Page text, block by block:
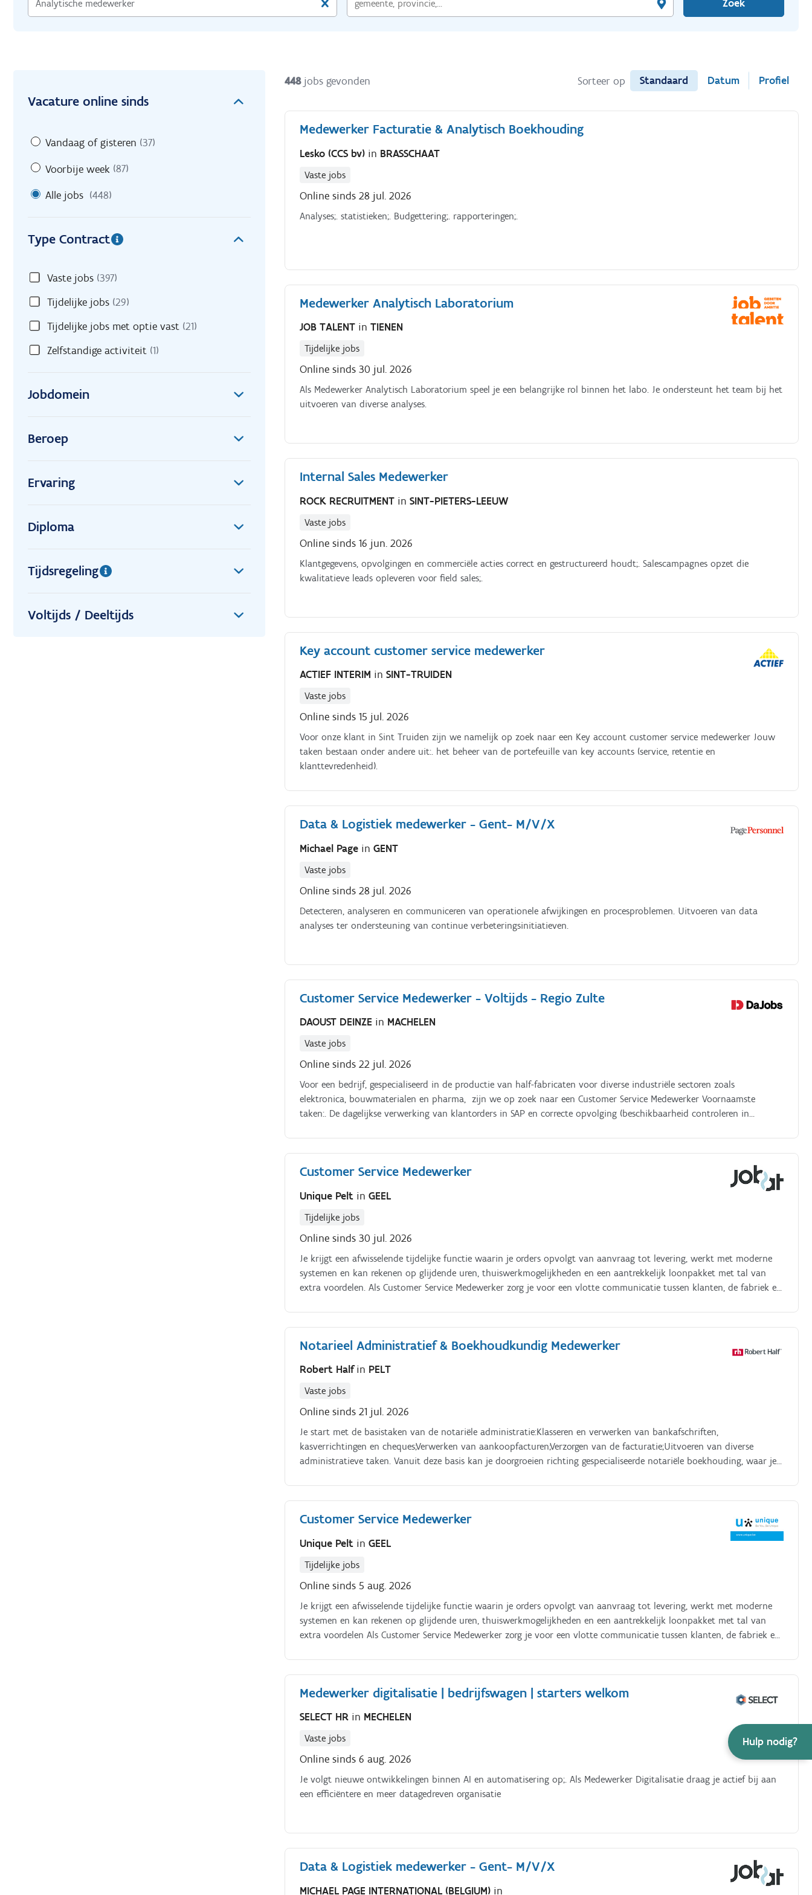
Hulp nodig?
Zoek
Vacature online sinds
Vandaag of gisteren (37)
Voorbije week (87)
Alle jobs (448)
Type Contract
Vaste jobs (397)
Tijdelijke jobs (29)
Tijdelijke jobs met optie vast (21)
Zelfstandige activiteit (1)
Jobdomein
Beroep
Ervaring
Diploma
Tijdsregeling
Voltijds / Deeltijds
448 jobs gevonden Sorteer op Standaard Datum Profiel
Medewerker Facturatie & Analytisch Boekhouding
Lesko (CCS bv) in BRASSCHAAT
Vaste jobs
Online sinds 28 jul. 2026
Analyses;. statistieken;. Budgettering;. rapporteringen;.
Medewerker Analytisch Laboratorium
JOB TALENT inTIENEN
Tijdelijke jobs
Online sinds 30 jul. 2026
Als Medewerker Analytisch Laboratorium speel je een belangrijke rol binnen het labo. Je ondersteunt het team bij het
uitvoeren van diverse analyses.
Internal Sales Medewerker
ROCK RECRUITMENT inSINT-PIETERS-LEEUW
Vaste jobs
Online sinds 16 jun. 2026
Klantgegevens, opvolgingen en commerciële acties correct en gestructureerd houdt;. Salescampagnes opzet die
kwalitatieve leads opleveren voor field sales;.
Key account customer service medewerker
ACTIEF INTERIM inSINT-TRUIDEN
Vaste jobs
Online sinds 15 jul. 2026
Voor onze klant in Sint Truiden zijn we namelijk op zoek naar een Key account customer service medewerker Jouw
taken bestaan onder andere uit:. het beheer van de portefeuille van key accounts (service, retentie en
klanttevredenheid).
Data & Logistiek medewerker - Gent- M/V/X
Michael Page inGENT
Vaste jobs
Online sinds 28 jul. 2026
Detecteren, analyseren en communiceren van operationele afwijkingen en procesproblemen. Uitvoeren van data
analyses ter ondersteuning van continue verbeteringsinitiatieven.
Customer Service Medewerker - Voltijds - Regio Zulte
DAOUST DEINZE in MACHELEN
Vaste jobs
Online sinds 22 jul. 2026
Voor een bedrijf, gespecialiseerd in de productie van half-fabricaten voor diverse industriële sectoren zoals
elektronica, bouwmaterialen en pharma, zijn we op zoek naar een Customer Service Medewerker Voornaamste
taken:. De dagelijkse verwerking van klantorders in SAP en correcte opvolging (beschikbaarheid controleren in
voor klanten betreffende orderopvolging en het beantwoorden van vragen over beschikbaarheid, levertijden,
producten en diensten Het behandelen van klachten en het zoeken naar passende oplossingen in samenwerking met
interne betrokkenen
Customer Service Medewerker
Unique Pelt inGEEL
Tijdelijke jobs
Online sinds 30 jul. 2026
Je krijgt een afwisselende tijdelijke functie waarin je orders opvolgt van aanvraag tot levering, werkt met moderne
systemen en kan rekenen op glijdende uren, thuiswerkmogelijkheden en een aantrekkelijk loonpakket met tal van
extra voordelen. Als Customer Service Medewerker zorg je voor een vlotte communicatie tussen klanten, de fabriek en
Notarieel Administratief & Boekhoudkundig Medewerker
Robert Halfin PELT
Vaste jobs
Online sinds 21 jul. 2026
Je start met de basistaken van de notariële administratie:Klasseren en verwerken van bankafschriften,
kasverrichtingen en cheques;Verwerken van aankoopfacturen;Verzorgen van de facturatie;Uitvoeren van diverse
administratieve taken. Vanuit deze basis kan je doorgroeien richting gespecialiseerde notariële boekhouding, waar je
jaarrekening ism externe accountant;Opvolgen van cliëntenrekeningen en administraties;Uitvoeren van financiële
rapportages, rentabiliteitsenquêtes en boekhoudkundige analyses;Mee adviseren rond fiscaliteit, sociaal recht en
vennootschapsrecht;Ondersteunen bij overdrachten of stopzettingen van ondernemingen;Up to date houden en
Customer Service Medewerker
Unique Pelt inGEEL
Tijdelijke jobs
Online sinds 5 aug. 2026
Je krijgt een afwisselende tijdelijke functie waarin je orders opvolgt van aanvraag tot levering, werkt met moderne
systemen en kan rekenen op glijdende uren, thuiswerkmogelijkheden en een aantrekkelijk loonpakket met tal van
extra voordelen Als Customer Service Medewerker zorg je voor een vlotte communicatie tussen klanten, de fabriek en
producten, leveringen en dossiers Je verantwoordelijkheden:.
Medewerker digitalisatie | bedrijfswagen | starters welkom
SELECT HR in MECHELEN
Vaste jobs
Online sinds 6 aug. 2026
Je volgt nieuwe ontwikkelingen binnen AI en automatisering op;. Als Medewerker Digitalisatie draag je actief bij aan
een efficiëntere en meer datagedreven organisatie
Data & Logistiek medewerker - Gent- M/V/X
MICHAEL PAGE INTERNATIONAL (BELGIUM) in